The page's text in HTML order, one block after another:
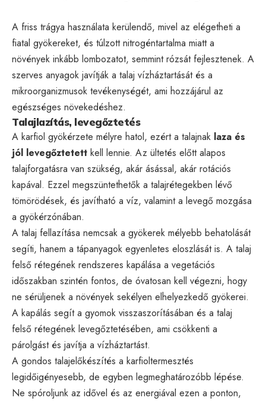
A friss trágya használata kerülendő, mivel az elégetheti a
fiatal gyökereket, és túlzott nitrogéntartalma miatt a
növények inkább lombozatot, semmint rózsát fejlesztenek. A
szerves anyagok javítják a talaj vízháztartását és a
mikroorganizmusok tevékenységét, ami hozzájárul az
egészséges növekedéshez.
Talajlazítás, levegőztetés
A karfiol gyökérzete mélyre hatol, ezért a talajnak laza és
jól levegőztetett kell lennie. Az ültetés előtt alapos
talajforgatásra van szükség, akár ásással, akár rotációs
kapával. Ezzel megszüntethetők a talajrétegekben lévő
tömörödések, és javítható a víz, valamint a levegő mozgása
a gyökérzónában.
A talaj fellazítása nemcsak a gyökerek mélyebb behatolását
segíti, hanem a tápanyagok egyenletes eloszlását is. A talaj
felső rétegének rendszeres kapálása a vegetációs
időszakban szintén fontos, de óvatosan kell végezni, hogy
ne sérüljenek a növények sekélyen elhelyezkedő gyökerei.
A kapálás segít a gyomok visszaszorításában és a talaj
felső rétegének levegőztetésében, ami csökkenti a
párolgást és javítja a vízháztartást.
A gondos talajelőkészítés a karfioltermesztés
legidőigényesebb, de egyben legmeghatározóbb lépése.
Ne spóroljunk az idővel és az energiával ezen a ponton,